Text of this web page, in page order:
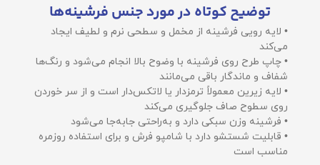
توضیح کوتاه در مورد جنس فرشینه‌ها
• لایه رویی فرشینه از مخمل و سطحی نرم و لطیف ایجاد
می‌کند
• چاپ طرح روی فرشینه با وضوح بالا انجام می‌شود و رنگ‌ها
شفاف و ماندگار باقی می‌مانند
• لایه زیرین معمولاً ترمزدار یا لاتکس‌دار است و از سر خوردن
روی سطوح صاف جلوگیری می‌کند
• فرشینه وزن سبکی دارد و به‌راحتی جابه‌جا می‌شود
• قابلیت شستشو دارد با شامپو فرش و برای استفاده روزمره
مناسب است